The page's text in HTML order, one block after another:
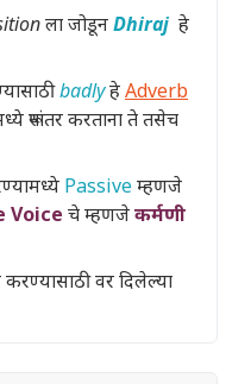
ला जोडूनDhiraj हे
badlyहेAdverb
रूपांतर करताना ते तसेच
Passiveम्हणजे
Voice चे म्हणजेकर्मणी
करण्यासाठी वर दिलेल्या